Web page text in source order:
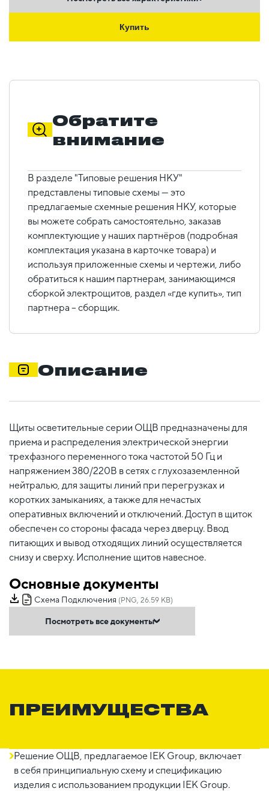
Купить
Обратите
внимание
В разделе "Типовые решения НКУ"
представлены типовые схемы — это
предлагаемые схемные решения НКУ, которые
вы можете собрать самостоятельно, заказав
комплектующие у наших партнёров (подробная
комплектация указана в карточке товара) и
используя приложенные схемы и чертежи, либо
обратиться к нашим партнерам, занимающимся
сборкой электрощитов, раздел «где купить», тип
партнера – сборщик.
Описание
Щиты осветительные серии ОЩВ предназначены для
приема и распределения электрической энергии
трехфазного переменного тока частотой 50 Гц и
напряжением 380/220В в сетях с глухозаземленной
нейтралью, для защиты линий при перегрузках и
коротких замыканиях, а также для нечастых
оперативных включений и отключений. Доступ в щиток
обеспечен со стороны фасада через дверцу. Ввод
питающих и вывод отходящих линий осуществляется
снизу и сверху. Исполнение щитов навесное.
Основные документы
Схема Подключения (PNG, 26.59 KB)
Посмотреть все документы
ПРЕИМУЩЕСТВА
Решение ОЩВ, предлагаемое IEK Group, включает
в себя принципиальную схему и спецификацию
изделия с использованием продукции IEK Group.